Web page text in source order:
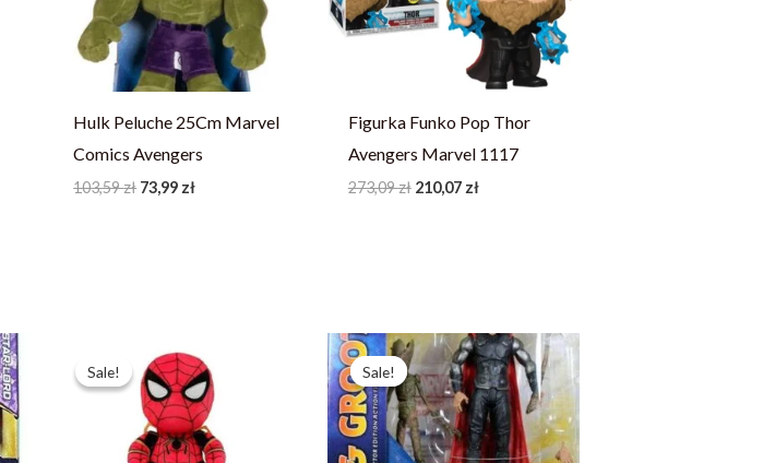
Hulk Peluche 25Cm Marvel
Comics Avengers
103,59zł 73,99 zł
Figurka Funko Pop Thor
Avengers Marvel 1117
273,09zł 210,07 zł
Sale!
Sale!
cena
wynosiła:
128,79 zł.
cena
wynosi:
91,99 zł.
Sale!
Sale!
Pierwotna
cena
wynosiła:
190,39 zł.
Aktualna
cena
wynosi:
135,99 zł.